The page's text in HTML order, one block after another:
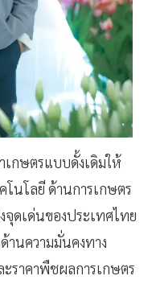
เกษตรแบบดั้งเดิมให้
นโลยี ด้านการเกษตร
ดเด่นของประเทศไทย
านความมั่นคงทาง
ราคาพืชผลการเกษตร